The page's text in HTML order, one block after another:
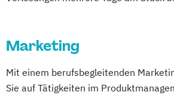
Unternehmensführung &
Wirtschaft & Management
Wirtschaftsinformatik
Marketing
Mit einem berufsbegleitenden
Sie auf Tätigkeiten im